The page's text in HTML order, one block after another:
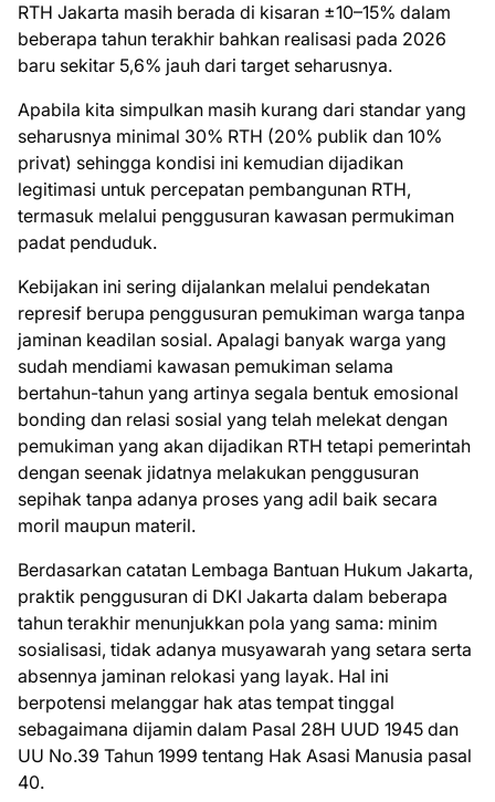
RTH Jakarta masih berada di kisaran ±10–15% dalam
beberapa tahun terakhir bahkan realisasi pada 2026
baru sekitar 5,6% jauh dari target seharusnya.
Apabila kita simpulkan masih kurang dari standar yang
seharusnya minimal 30% RTH (20% publik dan 10%
privat) sehingga kondisi ini kemudian dijadikan
legitimasi untuk percepatan pembangunan RTH,
termasuk melalui penggusuran kawasan permukiman
padat penduduk.
Kebijakan ini sering dijalankan melalui pendekatan
represif berupa penggusuran pemukiman warga tanpa
jaminan keadilan sosial. Apalagi banyak warga yang
sudah mendiami kawasan pemukiman selama
bertahun-tahun yang artinya segala bentuk emosional
bonding dan relasi sosial yang telah melekat dengan
pemukiman yang akan dijadikan RTH tetapi pemerintah
dengan seenak jidatnya melakukan penggusuran
sepihak tanpa adanya proses yang adil baik secara
moril maupun materil.
Berdasarkan catatan Lembaga Bantuan Hukum Jakarta,
praktik penggusuran di DKI Jakarta dalam beberapa
tahun terakhir menunjukkan pola yang sama: minim
sosialisasi, tidak adanya musyawarah yang setara serta
absennya jaminan relokasi yang layak. Hal ini
berpotensi melanggar hak atas tempat tinggal
sebagaimana dijamin dalam Pasal 28H UUD 1945 dan
UU No.39 Tahun 1999 tentang Hak Asasi Manusia pasal
40.